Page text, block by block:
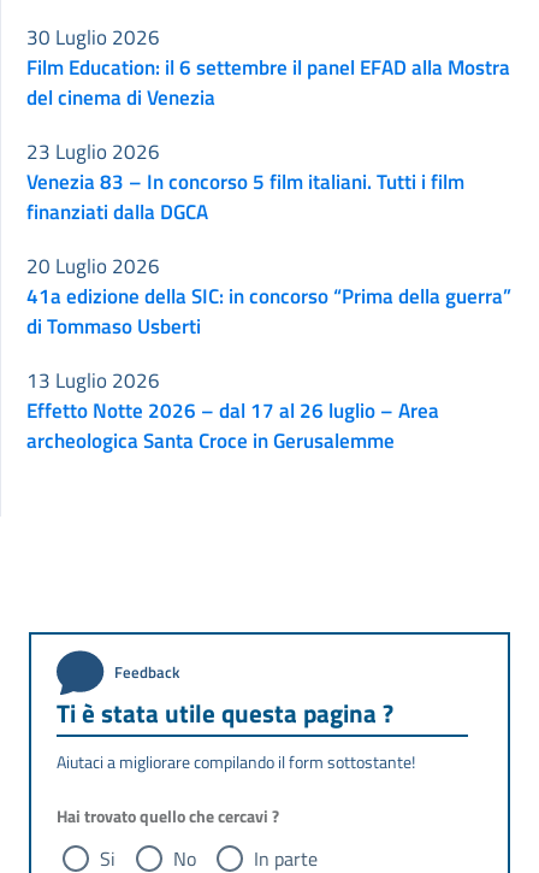
Film Education: il 6 settembre il panel EFAD alla Mostra
del cinema di Venezia
30 Luglio 2026
Venezia 83 – In concorso 5 film italiani. Tutti i film
finanziati dalla DGCA
23 Luglio 2026
41a edizione della SIC: in concorso “Prima della guerra”
di Tommaso Usberti
20 Luglio 2026
Effetto Notte 2026 – dal 17 al 26 luglio – Area
archeologica Santa Croce in Gerusalemme
13 Luglio 2026
Feedback
Ti è stata utile questa pagina ?
Aiutaci a migliorare compilando il form sottostante!
Hai trovato quello che cercavi ?
Si No In parte